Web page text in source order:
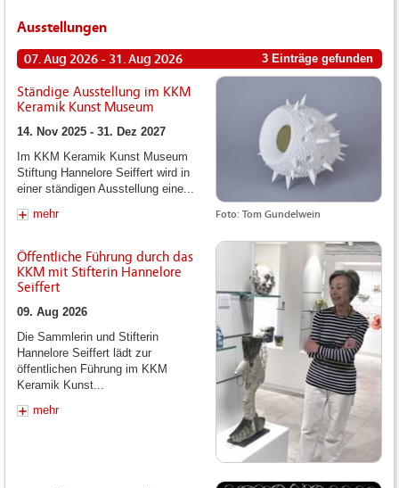
Ausstellungen
07. Aug 2026 - 31. Aug 2026 3 Einträge gefunden
Foto: Tom Gundelwein
Ständige Ausstellung im KKM
Keramik Kunst Museum
14. Nov 2025 - 31. Dez 2027
Im KKM Keramik Kunst Museum
Stiftung Hannelore Seiffert wird in
einer ständigen Ausstellung eine...
mehr
Öffentliche Führung durch das
KKM mit Stifterin Hannelore
Seiffert
09. Aug 2026
Die Sammlerin und Stifterin
Hannelore Seiffert lädt zur
öffentlichen Führung im KKM
Keramik Kunst...
mehr